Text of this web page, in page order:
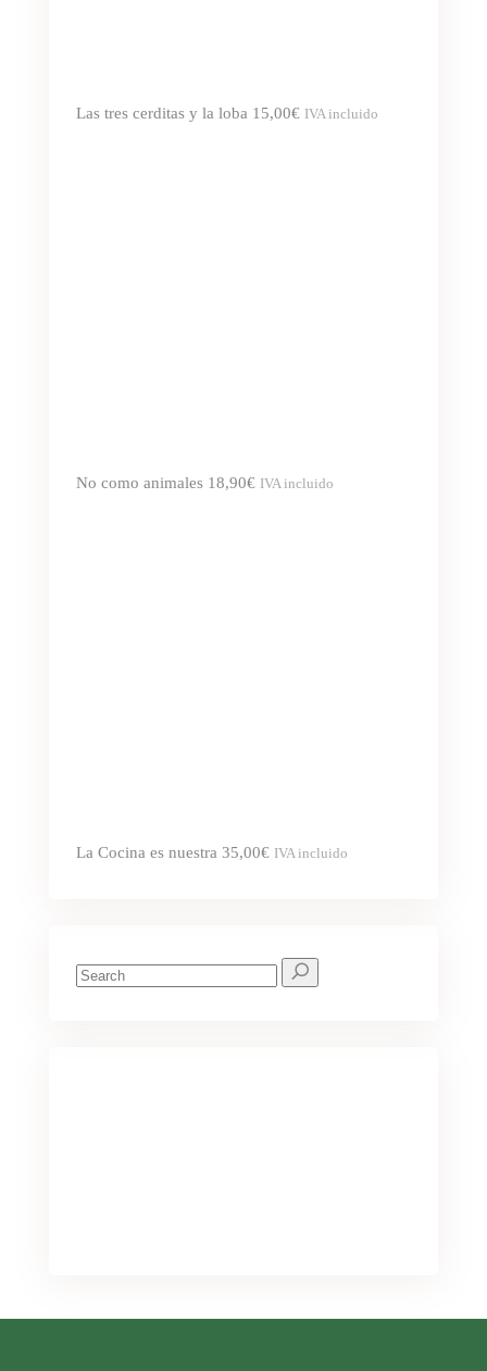
Las tres cerditas y la loba 15,00€ IVA incluido
No como animales 18,90€ IVA incluido
La Cocina es nuestra 35,00€ IVA incluido
Search